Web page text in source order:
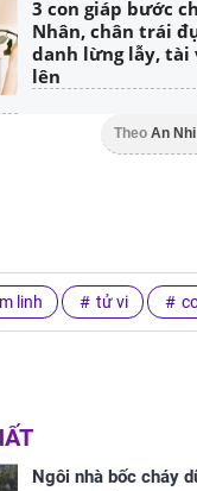
3 con giáp bước
Nhân, chân trái
danh lừng lẫy, tài
lên
Theo An
linh tử vi
Ngôi nhà bốc cháy